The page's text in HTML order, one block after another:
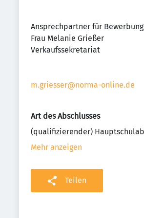
Ansprechpartner für
Frau Melanie Grießer
Verkaufssekretariat
m.griesser@norma-online.de
Art des Abschlusses
(qualifizierender)
Mehr anzeigen
Teilen